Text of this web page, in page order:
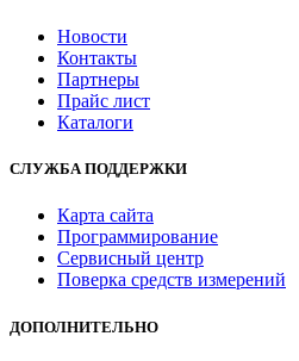
Новости
Контакты
Партнеры
Прайс лист
Каталоги
СЛУЖБА ПОДДЕРЖКИ
Карта сайта
Программирование
Сервисный центр
Поверка средств измерений
ДОПОЛНИТЕЛЬНО